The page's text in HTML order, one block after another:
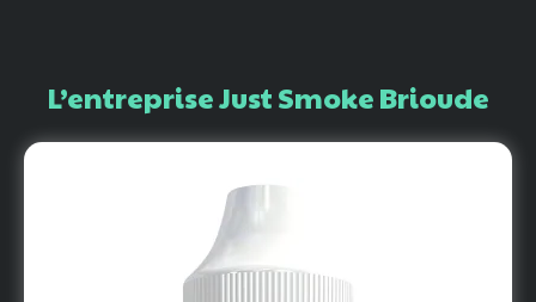
L’entrepriseJustSmokeBrioude